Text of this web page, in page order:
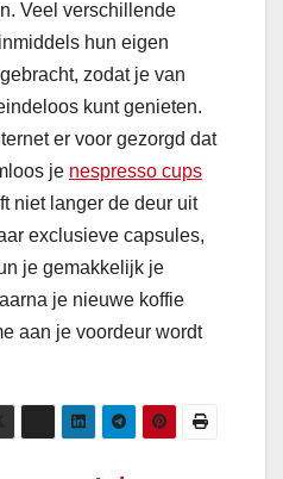
Veel verschillende
hun eigen
zodat je van
kunt genieten.
er voor gezorgd dat
je nespresso cups
niet langer de deur uit
exclusieve capsules,
je gemakkelijk je
je nieuwe koffie
aan je voordeur wordt